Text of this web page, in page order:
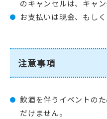
のキャンセルは、キャ
お支払いは現金、もし
注意事項
飲酒を伴うイベントの
だけません。